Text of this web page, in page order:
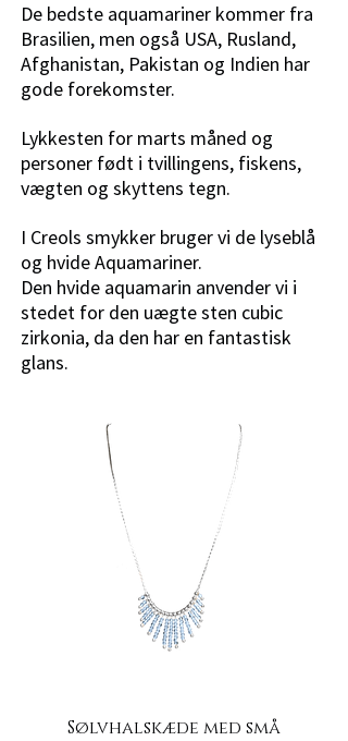
De bedste aquamariner kommer fra
Brasilien, men også USA, Rusland,
Afghanistan, Pakistan og Indien har
gode forekomster.
Lykkesten for marts måned og
personer født i tvillingens, fiskens,
vægten og skyttens tegn.
I Creols smykker bruger vi de lyseblå
og hvide Aquamariner.
Den hvide aquamarin anvender vi i
stedet for den uægte sten cubic
zirkonia, da den har en fantastisk
glans.
Sølvhalskæde med små